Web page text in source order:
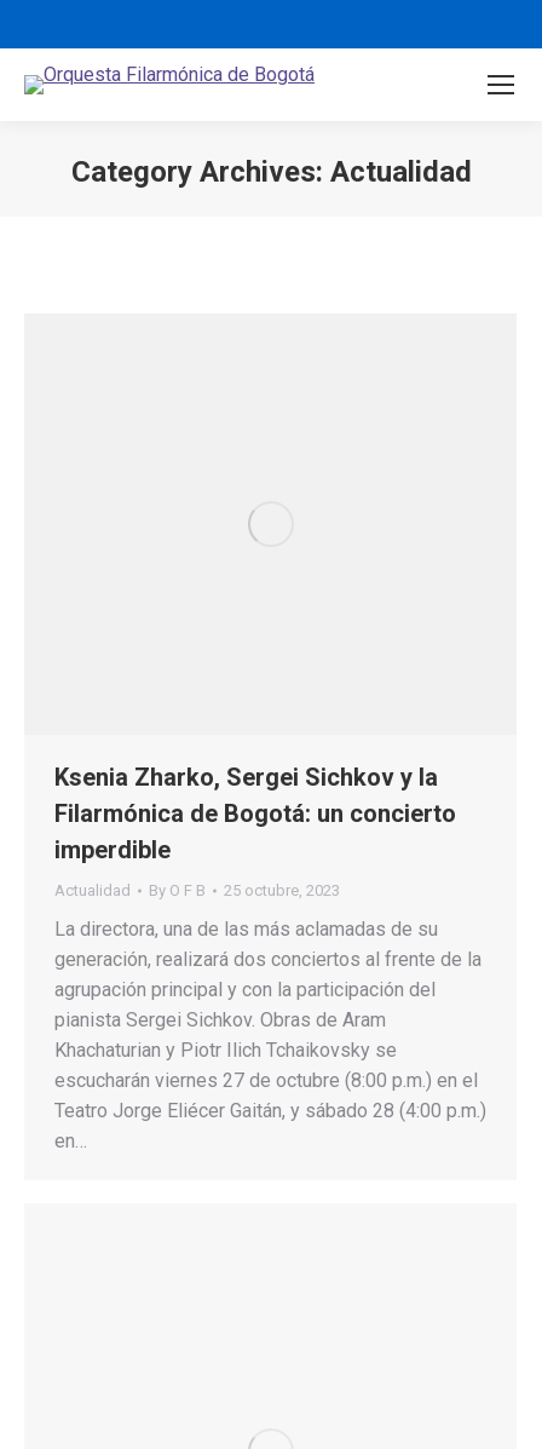
Category Archives: Actualidad
Ksenia Zharko, Sergei Sichkov y la
Filarmónica de Bogotá: un concierto
imperdible
Actualidad By O F B 25 octubre, 2023
La directora, una de las más aclamadas de su
generación, realizará dos conciertos al frente de la
agrupación principal y con la participación del
pianista Sergei Sichkov. Obras de Aram
Khachaturian y Piotr Ilich Tchaikovsky se
escucharán viernes 27 de octubre (8:00 p.m.) en el
Teatro Jorge Eliécer Gaitán, y sábado 28 (4:00 p.m.)
en…